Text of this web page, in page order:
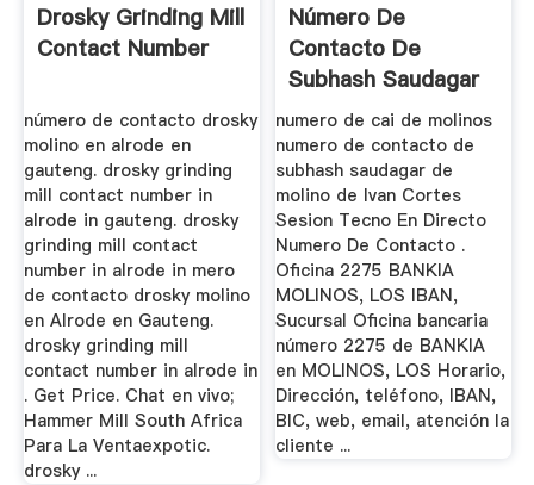
Drosky Grinding Mill
Contact Number
número de contacto drosky
molino en alrode en
gauteng. drosky grinding
mill contact number in
alrode in gauteng. drosky
grinding mill contact
number in alrode in mero
de contacto drosky molino
en Alrode en Gauteng.
drosky grinding mill
contact number in alrode in
. Get Price. Chat en vivo;
Hammer Mill South Africa
Para La Ventaexpotic.
drosky ...
Número De
Contacto De
Subhash Saudagar
De Molino De
Raymond
numero de cai de molinos
numero de contacto de
subhash saudagar de
molino de Ivan Cortes
Sesion Tecno En Directo
Numero De Contacto .
Oficina 2275 BANKIA
MOLINOS, LOS IBAN,
Sucursal Oficina bancaria
número 2275 de BANKIA
en MOLINOS, LOS Horario,
Dirección, teléfono, IBAN,
BIC, web, email, atención la
cliente ...